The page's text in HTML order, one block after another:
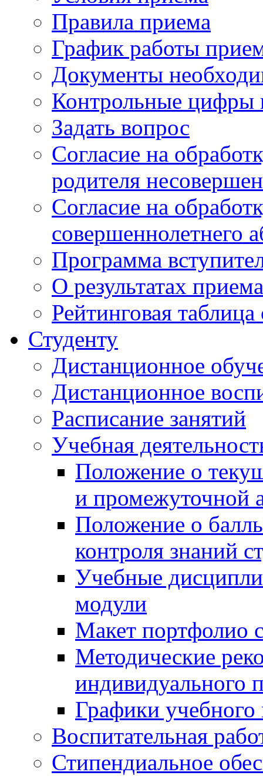
Правила приема
График работы
Документы
Контрольные цифры
Задать вопрос
Согласие на
родителя
Согласие на
совершеннолетнего
Программа
О результатах приема
Рейтинговая
Студенту
Дистанционное
Дистанционное
Расписание занятий
Учебная
Положение о
и промежуточной
Положение о
контроля знаний
Учебные
модули
Макет портфолио
Методические
индивидуального
Графики учебного
Воспитательная
Стипендиальное